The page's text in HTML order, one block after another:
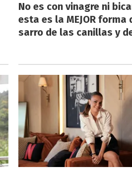
No es con vinagre ni
esta es la MEJOR forma
sarro de las canillas y